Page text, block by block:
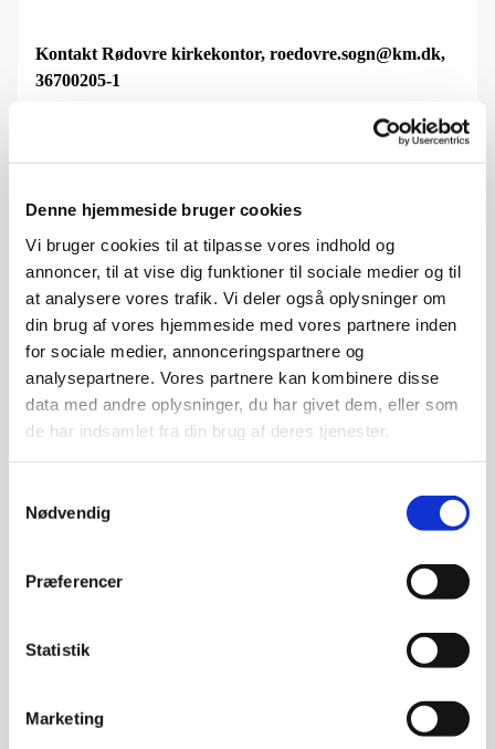
Denne hjemmeside bruger cookies
Vi bruger cookies til at tilpasse vores indhold og
annoncer, til at vise dig funktioner til sociale medier og til
at analysere vores trafik. Vi deler også oplysninger om
din brug af vores hjemmeside med vores partnere inden
for sociale medier, annonceringspartnere og
analysepartnere. Vores partnere kan kombinere disse
data med andre oplysninger, du har givet dem, eller som
de har indsamlet fra din brug af deres tjenester.
Nødvendig
Præferencer
Statistik
Marketing
Kontakt Rødovre kirkekontor, roedovre.sogn@km.dk,
36700205-1
For at få aftale om barnedåb i Rødovre kirke skal:
barnet være født og have fået sit cpr-nummer og
døbes (hvis der er fælles forældremyndighed)
Derudover skal:
mindst én af barnets forældre bo i Rødovre
sogn.Se Rødovre sogn her.eller
have en tilknytning til Rødovre sogn f.eks.
én af barnets forældre skal være døbt i
Rødovre kirke, eller
være konfirmeret i Rødovre kirke, eller
En dåbsfamilie /-følge kan invitere op til 50
offentlige gudstjeneste.
dåb med hver sit følge i samme handling.
Fødsels- og dåbsattest afleveres efter dåb. Er der